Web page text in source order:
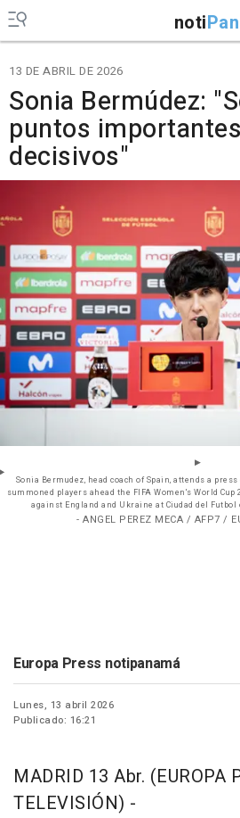
noti
13 DE ABRIL DE 2026
Sonia Bermúdez:
puntos
decisivos"
Sonia Bermudez, head coach of Spain, attends a
summoned players ahead the FIFA Women's World
against England and Ukraine at Ciudad del Futbol
- ANGEL PEREZ MECA / AFP7 /
Europa Press notipanamá
Lunes, 13 abril 2026
Publicado: 16:21
MADRID 13 Abr. (EUROPA
TELEVISIÓN) -